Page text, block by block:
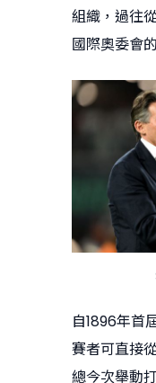
組織，過往
國際奧委會
自1896年首
賽者可直接
總今次舉動